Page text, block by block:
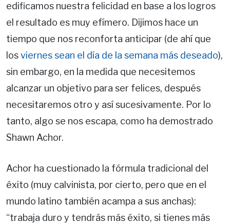
edificamos nuestra felicidad en base a los logros
el resultado es muy efímero. Dijimos hace un
tiempo que nos reconforta anticipar (de ahí que
losviernes sean el día de la semana más deseado),
sin embargo, en la medida que necesitemos
alcanzar un objetivo para ser felices, después
necesitaremos otro y así sucesivamente. Por lo
tanto, algo se nos escapa, como ha demostrado
Shawn Achor.
Achor ha cuestionado la fórmula tradicional del
éxito (muy calvinista, por cierto, pero que en el
mundo latino también acampa a sus anchas):
“trabaja duro y tendrás más éxito, si tienes más